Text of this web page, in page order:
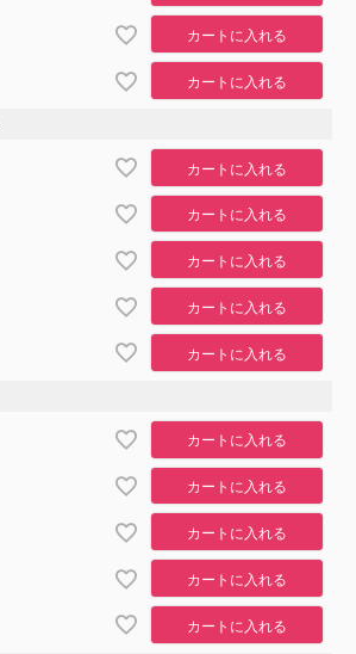
カートに入れる
カートに入れる
カートに入れる
カートに入れる
カートに入れる
カートに入れる
カートに入れる
カートに入れる
カートに入れる
カートに入れる
カートに入れる
カートに入れる